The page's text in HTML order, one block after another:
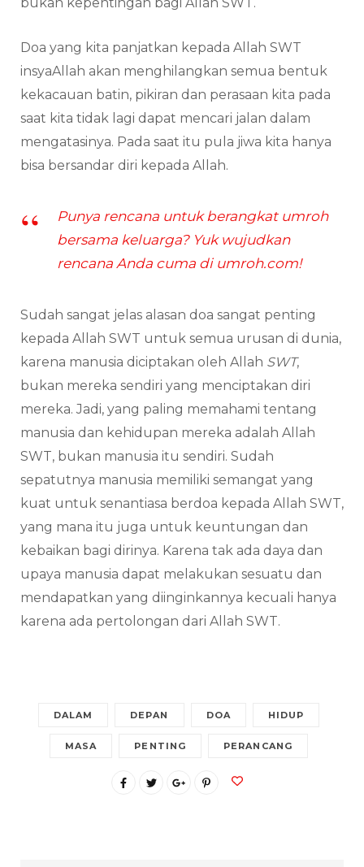
bukan kepentingan bagi Allah SWT.
Doa yang kita panjatkan kepada Allah SWT
insyaAllah akan menghilangkan semua bentuk
kekacauan batin, pikiran dan perasaan kita pada
saat kita tidak lagi dapat mencari jalan dalam
mengatasinya. Pada saat itu pula jiwa kita hanya
bisa bersandar diri kepada Allah.
Punya rencana untuk berangkat umroh
bersama keluarga? Yuk wujudkan
rencana Anda cuma di umroh.com!
Sudah sangat jelas alasan doa sangat penting
kepada Allah SWT untuk semua urusan di dunia,
karena manusia diciptakan oleh Allah SWT,
bukan mereka sendiri yang menciptakan diri
mereka. Jadi, yang paling memahami tentang
manusia dan kehidupan mereka adalah Allah
SWT, bukan manusia itu sendiri. Sudah
sepatutnya manusia memiliki semangat yang
kuat untuk senantiasa berdoa kepada Allah SWT,
yang mana itu juga untuk keuntungan dan
kebaikan bagi dirinya. Karena tak ada daya dan
upaya manusia dapat melakukan sesuatu dan
mendapatkan yang diinginkannya kecuali hanya
karena ada pertolongan dari Allah SWT.
DALAM DEPAN DOA HIDUP
MASA PENTING PERANCANG